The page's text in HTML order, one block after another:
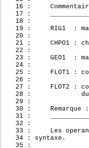
16 :
17 :
  18 :
19 :     RIG1  :
  20 :
21 :     CHPO1 :
  22 :
23 :     GEO1  :
  24 :
25 :     FLOT1 :
  26 :
27 :     FLOT2 :
28 :
  29 :
  30 :     Remarque :
  31 :     __________
  32 :
33 :     Les
  34 : syntaxe.